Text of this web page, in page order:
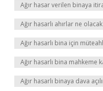
Ağır hasar verilen binaya
Ağır hasarlı ahırlar ne olacak
Ağır hasarlı bina için
Ağır hasarlı bina mahkeme
Ağır hasarlı binaya dava